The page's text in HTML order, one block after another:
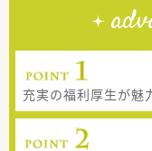
充実の福利厚生が魅